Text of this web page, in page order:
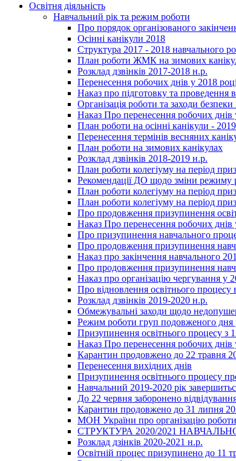
Освітня діяльність
Навчальний рік та режим роботи
Про порядок організованого
Осінні канікули 2018
Структура 2017 - 2018 навчального
План роботи ЖМК на зимових
Розклад дзвінків 2017-2018 н.р.
Перенесення робочих днів у 2018 році
Наказ про підготовку та проведення
Організація роботи та заходи безпеки
Наказ Про перенесення робочих днів
План роботи на осінні канікули - 2019
Перенесення термінів весняних
План роботи на зимових канікулах
Розклад дзвінків 2018-2019 н.р.
План роботи колегіуму на період
Рекомендації ДО щодо зміни
План роботи колегіуму на період
План роботи колегіуму на період
Про продовження призупинення
Наказ Про перенесення робочих днів
Про призупинення навчального
Про продовження призупинення
Наказ про закінчення навчального
Про продовження призупинення
Наказ про організацію чергування у
Про відновлення освітнього процесу
Розклад дзвінків 2019-2020 н.р.
Обмежувальні заходи щодо
Режим роботи груп подовженого дня
Призупинення освітнього процесу з
Наказ Про перенесення робочих днів
Карантин продовжено до 22 травня
Перенесення вихідних днів
Призупинення освітнього процесу
Навчальний 2019-2020 рік
До 22 червня заборонено
Карантин продовжено до 31 липня
МОН України про організацію
СТРУКТУРА 2020/2021
Розклад дзінків 2020-2021 н.р.
Освітній процес призупинено до 11